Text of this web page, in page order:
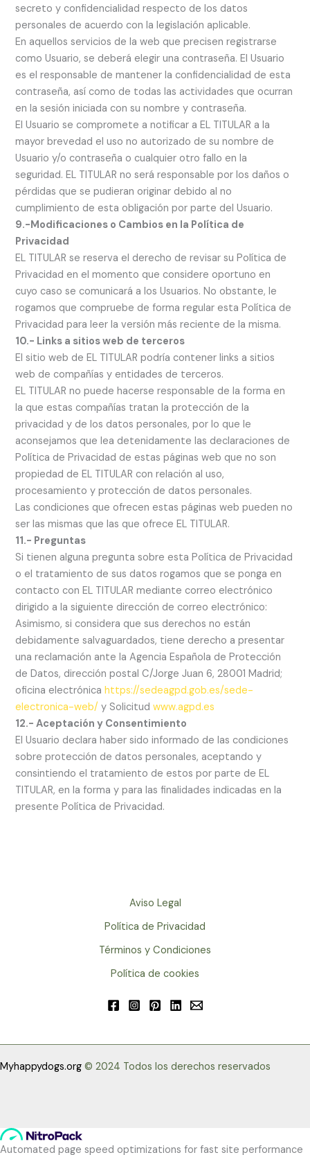
secreto y confidencialidad respecto de los datos
personales de acuerdo con la legislación aplicable.
En aquellos servicios de la web que precisen registrarse
como Usuario, se deberá elegir una contraseña. El Usuario
es el responsable de mantener la confidencialidad de esta
contraseña, así como de todas las actividades que ocurran
en la sesión iniciada con su nombre y contraseña.
El Usuario se compromete a notificar a EL TITULAR a la
mayor brevedad el uso no autorizado de su nombre de
Usuario y/o contraseña o cualquier otro fallo en la
seguridad. EL TITULAR no será responsable por los daños o
pérdidas que se pudieran originar debido al no
cumplimiento de esta obligación por parte del Usuario.
9.-Modificaciones o Cambios en la Política de
Privacidad
EL TITULAR se reserva el derecho de revisar su Política de
Privacidad en el momento que considere oportuno en
cuyo caso se comunicará a los Usuarios. No obstante, le
rogamos que compruebe de forma regular esta Política de
Privacidad para leer la versión más reciente de la misma.
10.- Links a sitios web de terceros
El sitio web de EL TITULAR podría contener links a sitios
web de compañías y entidades de terceros.
EL TITULAR no puede hacerse responsable de la forma en
la que estas compañías tratan la protección de la
privacidad y de los datos personales, por lo que le
aconsejamos que lea detenidamente las declaraciones de
Política de Privacidad de estas páginas web que no son
propiedad de EL TITULAR con relación al uso,
procesamiento y protección de datos personales.
Las condiciones que ofrecen estas páginas web pueden no
ser las mismas que las que ofrece EL TITULAR.
11.- Preguntas
Si tienen alguna pregunta sobre esta Política de Privacidad
o el tratamiento de sus datos rogamos que se ponga en
contacto con EL TITULAR mediante correo electrónico
dirigido a la siguiente dirección de correo electrónico:
Asimismo, si considera que sus derechos no están
debidamente salvaguardados, tiene derecho a presentar
una reclamación ante la Agencia Española de Protección
de Datos, dirección postal C/Jorge Juan 6, 28001 Madrid;
oficina electrónicahttps://sedeagpd.gob.es/sede-
electronica-web/ y Solicitudwww.agpd.es
12.- Aceptación y Consentimiento
El Usuario declara haber sido informado de las condiciones
sobre protección de datos personales, aceptando y
consintiendo el tratamiento de estos por parte de EL
TITULAR, en la forma y para las finalidades indicadas en la
presente Política de Privacidad.
Aviso Legal
Política de Privacidad
Términos y Condiciones
Política de cookies
Myhappydogs.org © 2024 Todos los derechos reservados